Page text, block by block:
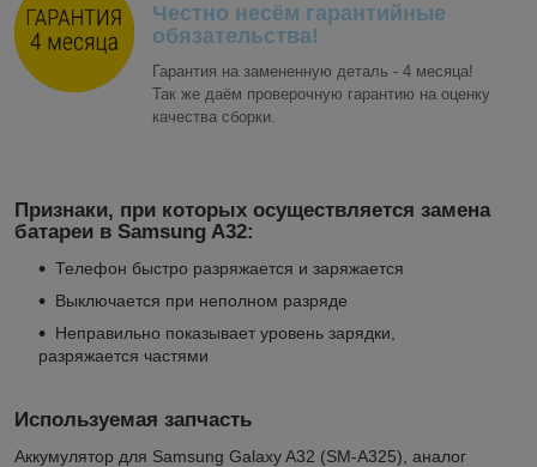
Честно несём гарантийные
обязательства!
Гарантия на замененную деталь - 4 месяца!
Так же даём проверочную гарантию на оценку
качества сборки.
Признаки, при которых осуществляется замена
батареи в Samsung A32:
Телефон быстро разряжается и заряжается
Выключается при неполном разряде
Неправильно показывает уровень зарядки,
разряжается частями
Используемая запчасть
Аккумулятор для Samsung Galaxy A32 (SM-A325), аналог